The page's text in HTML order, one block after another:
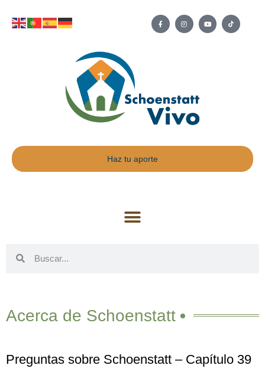
Haz tu aporte
Acerca de Schoenstatt
Preguntas sobre Schoenstatt – Capítulo 39